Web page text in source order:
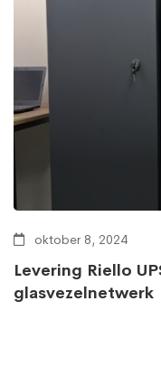
oktober 8, 2024
Levering Riello
glasvezelnetwerk